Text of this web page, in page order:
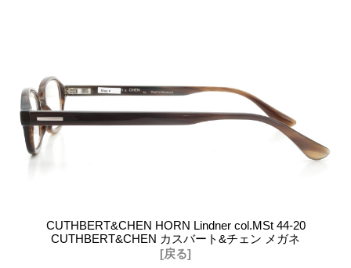
CUTHBERT&CHEN HORN Lindner col.MSt 44-20
CUTHBERT&CHEN カスバート&チェン メガネ
[戻る]